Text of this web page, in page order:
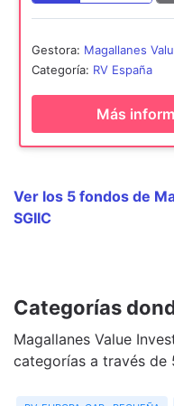
Gestora: Magallanes
Categoría: RV España
Más
Ver los 5 fondos de
SGIIC
Categorías
Magallanes Value
categorías a través de